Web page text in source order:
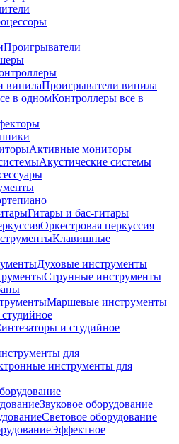
Проигрыватели
винилаПроигрыватели винила
в одномКонтроллеры все в
Активные мониторы
Акустические системы
Гитары и бас-гитары
Оркестровая перкуссия
Клавишные
Духовые инструменты
Струнные инструменты
Маршевые инструменты
и студийное
для
инструменты для
Звуковое оборудование
Световое оборудование
Эффектное